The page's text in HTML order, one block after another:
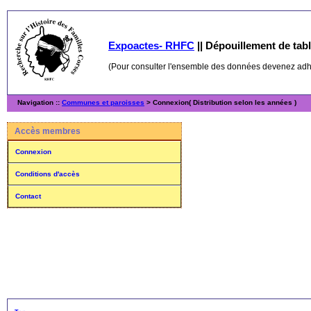
Expoactes- RHFC || Dépouillement de
(Pour consulter l'ensemble des données devenez
Navigation :: Communes et paroisses > Connexion( Distribution selon les années )
Accès membres
Connexion
Conditions d'accès
Contact